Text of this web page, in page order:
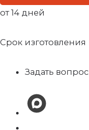
от 14 дней
Срок изготовления
Задать вопрос